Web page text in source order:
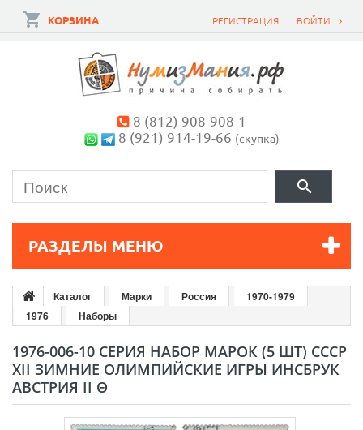
ВОЙТИ
РЕГИСТРАЦИЯ
КОРЗИНА
8 (812) 908-908-1
8 (921) 914-19-66 (скупка)
РАЗДЕЛЫ МЕНЮ
Каталог Марки Россия
1970-1979
1976
Наборы
1976-006-10 СЕРИЯ НАБОР МАРОК (5 ШТ) СССР
XII ЗИМНИЕ ОЛИМПИЙСКИЕ ИГРЫ ИНСБРУК
АВСТРИЯ II Θ